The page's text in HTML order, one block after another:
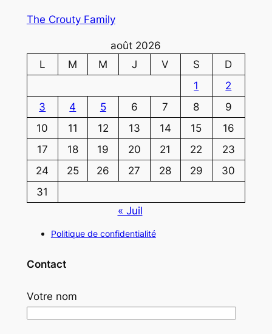
The Crouty Family
août 2026
L
M M J V S
D
1
2
3
4 5 6 7 8
9
10
11 12 13 14 15
16
17
18 19 20 21 22
23
24
25 26 27 28 29
30
31
« Juil
Politique de confidentialité
Contact
Votre nom